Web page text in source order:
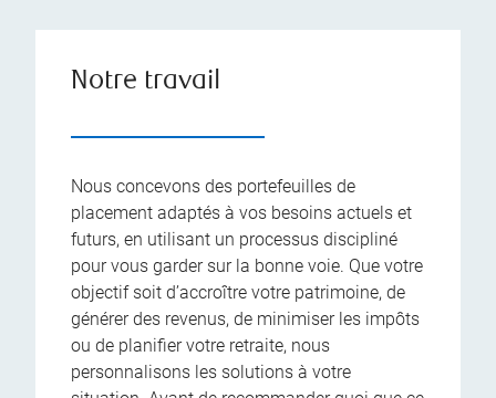
Notre travail
Nous concevons des portefeuilles de
placement adaptés à vos besoins actuels et
futurs, en utilisant un processus discipliné
pour vous garder sur la bonne voie. Que votre
objectif soit d’accroître votre patrimoine, de
générer des revenus, de minimiser les impôts
ou de planifier votre retraite, nous
personnalisons les solutions à votre